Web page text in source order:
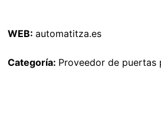
WEB: automatitza.es
Categoría: Proveedor de puertas